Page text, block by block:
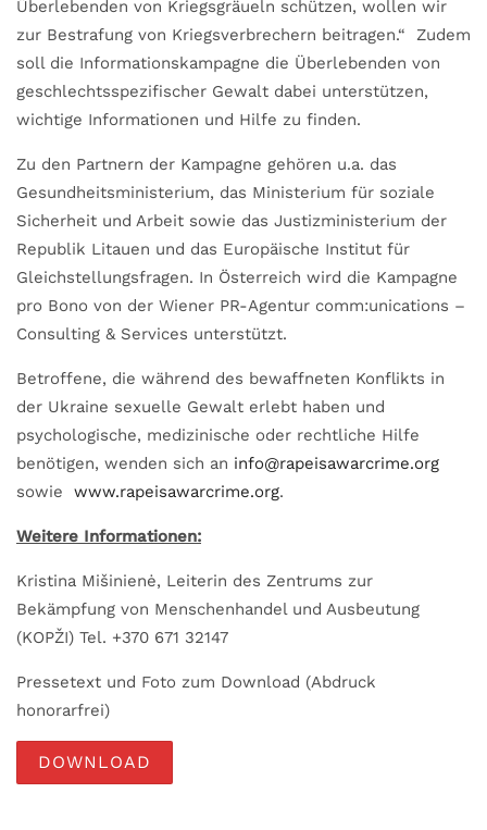
Überlebenden von Kriegsgräueln schützen, wollen wir
zur Bestrafung von Kriegsverbrechern beitragen.“ Zudem
soll die Informationskampagne die Überlebenden von
geschlechtsspezifischer Gewalt dabei unterstützen,
wichtige Informationen und Hilfe zu finden.
Zu den Partnern der Kampagne gehören u.a. das
Gesundheitsministerium, das Ministerium für soziale
Sicherheit und Arbeit sowie das Justizministerium der
Republik Litauen und das Europäische Institut für
Gleichstellungsfragen. In Österreich wird die Kampagne
pro Bono von der Wiener PR-Agentur comm:unications –
Consulting & Services unterstützt.
Betroffene, die während des bewaffneten Konflikts in
der Ukraine sexuelle Gewalt erlebt haben und
psychologische, medizinische oder rechtliche Hilfe
benötigen, wenden sich an info@rapeisawarcrime.org
sowie www.rapeisawarcrime.org.
Weitere Informationen:
Kristina Mišinienė, Leiterin des Zentrums zur
Bekämpfung von Menschenhandel und Ausbeutung
(KOPŽI) Tel. +370 671 32147
Pressetext und Foto zum Download (Abdruck
honorarfrei)
DOWNLOAD